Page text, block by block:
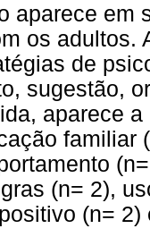
aparece em
os adultos.
de
sugestão,
aparece
familiar
(n= 2),
(n=